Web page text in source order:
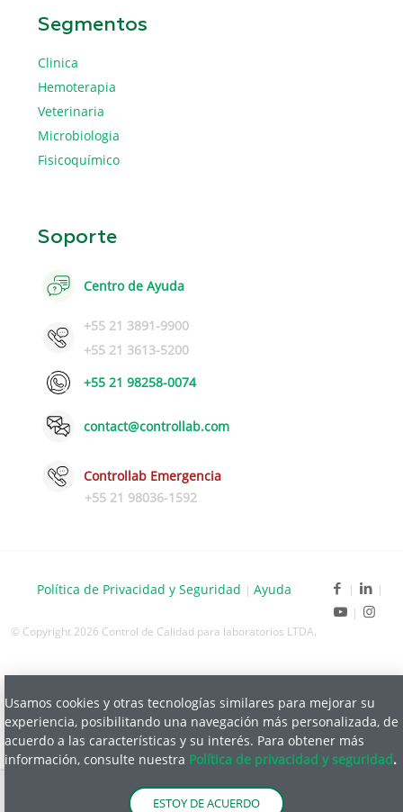
Segmentos
Clinica
Hemoterapia
Veterinaria
Microbiologia
Fisicoquímico
Soporte
Centro de Ayuda
+55 21 3891-9900
+55 21 3613-5200
+55 21 98258-0074
contact@controllab.com
Controllab Emergencia
+55 21 98036-1592
Política de Privacidad y Seguridad | Ayuda
© Copyright 2026 Control de Calidad para laboratorios LTDA.
Filtrar
Usamos cookies y otras tecnologías similares para mejorar su
experiencia, posibilitando una navegación más personalizada, de
acuerdo a las características y su interés. Para obtener más
información, consulte nuestra Política de privacidad y seguridad.
ESTOY DE ACUERDO